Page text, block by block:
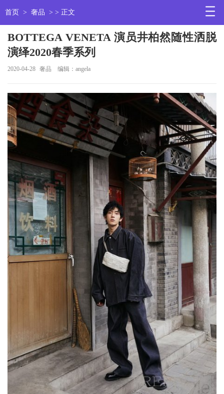
首页 > 奢品 > > 正文
BOTTEGA VENETA 演员井柏然随性洒脱
演绎2020春季系列
2020-04-28 奢品 编辑：angela